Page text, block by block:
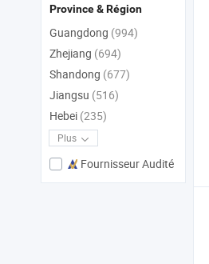
Province & Région
Guangdong (994)
Zhejiang (694)
Shandong (677)
Jiangsu (516)
Hebei (235)
Plus
Fournisseur Audité